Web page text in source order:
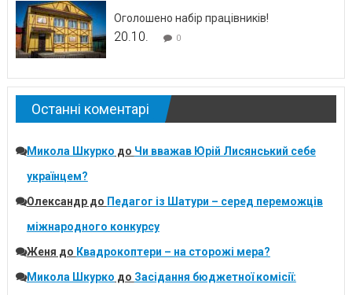
Оголошено набір працівників!
20.10. 0
Останні коментарі
Микола Шкурко до Чи вважав Юрій Лисянський себе
українцем?
Олександрдо Педагог із Шатури – серед переможців
міжнародного конкурсу
Женя до Квадрокоптери – на сторожі мера?
Микола Шкурко до Засідання бюджетної комісії: